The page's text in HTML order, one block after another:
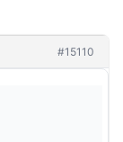
#15110